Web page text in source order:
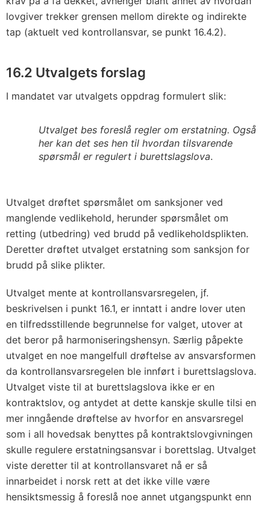
lovgiver trekker grensen mellom direkte og indirekte
tap (aktuelt ved kontrollansvar, se punkt 16.4.2).
16.2 Utvalgets forslag
I mandatet var utvalgets oppdrag formulert slik:
Utvalget bes foreslå regler om erstatning. Også
her kan det ses hen til hvordan tilsvarende
spørsmål er regulert i burettslagslova.
Utvalget drøftet spørsmålet om sanksjoner ved
manglende vedlikehold, herunder spørsmålet om
retting (utbedring) ved brudd på vedlikeholdsplikten.
Deretter drøftet utvalget erstatning som sanksjon for
brudd på slike plikter.
Utvalget mente at kontrollansvarsregelen, jf.
beskrivelsen i punkt 16.1, er inntatt i andre lover uten
en tilfredsstillende begrunnelse for valget, utover at
det beror på harmoniseringshensyn. Særlig påpekte
utvalget en noe mangelfull drøftelse av ansvarsformen
da kontrollansvarsregelen ble innført i burettslagslova.
Utvalget viste til at burettslagslova ikke er en
kontraktslov, og antydet at dette kanskje skulle tilsi en
mer inngående drøftelse av hvorfor en ansvarsregel
som i all hovedsak benyttes på kontraktslovgivningen
skulle regulere erstatningsansvar i borettslag. Utvalget
viste deretter til at kontrollansvaret nå er så
innarbeidet i norsk rett at det ikke ville være
hensiktsmessig å foreslå noe annet utgangspunkt enn